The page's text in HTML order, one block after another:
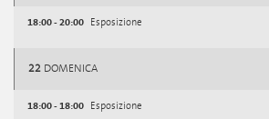
18:00 - 20:00 Esposizione
22 DOMENICA
18:00 - 18:00 Esposizione